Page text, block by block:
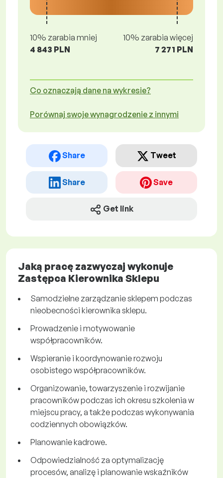
10% zarabia mniej
4 843 PLN
10% zarabia więcej
7 271 PLN
Co oznaczają dane na wykresie?
Porównaj swoje wynagrodzenie z innymi
Share Tweet
Share Save
Get link
Jaką pracę zazwyczaj wykonuje
Zastępca Kierownika Sklepu
Samodzielne zarządzanie sklepem podczas
nieobecności kierownika sklepu.
Prowadzenie i motywowanie
współpracowników.
Wspieranie i koordynowanie rozwoju
osobistego współpracowników.
Organizowanie, towarzyszenie i rozwijanie
pracowników podczas ich okresu szkolenia w
miejscu pracy, a także podczas wykonywania
codziennych obowiązków.
Planowanie kadrowe.
Odpowiedzialność za optymalizację
procesów, analizę i planowanie wskaźników